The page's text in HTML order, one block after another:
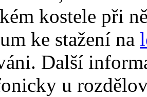
kostele při
ke stažení na
Další
u